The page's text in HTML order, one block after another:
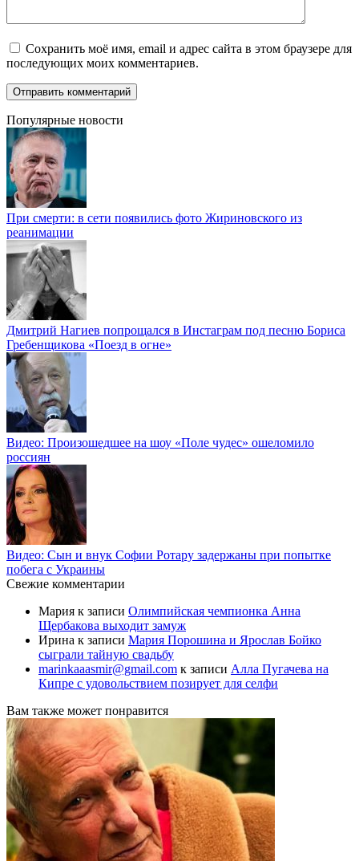
Сохранить моё имя, email и адрес сайта в этом браузере для
последующих моих комментариев.
Популярные новости
При смерти: в сети появились фото Жириновского из
реанимации
Дмитрий Нагиев попрощался в Инстаграм под песню Бориса
Гребенщикова «Поезд в огне»
Видео: Произошедшее на шоу «Поле чудес» ошеломило
россиян
Видео: Сын и внук Софии Ротару задержаны при попытке
побега с Украины
Свежие комментарии
Мария к записи Олимпийская чемпионка Анна
Щербакова выходит замуж
Ирина к записи Мария Порошина и Ярослав Бойко
сыграли тайную свадьбу
marinkaaasmir@gmail.com к записи Алла Пугачева на
Кипре с удовольствием позирует для селфи
Вам также может понравится